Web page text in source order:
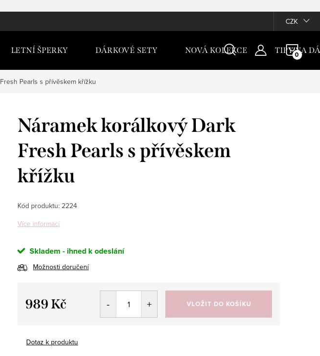
CZK
LETNÍ ŠPERKY DÁRKOVÉ SETY NOVÁ KOLEKCE TIPY NA
Pearls s přívěskem křížku
Náramek korálkový Dark
Fresh Pearls s přívěskem
křížku
Kód produktu: 2224
Více informací
Skladem - ihned k odeslání
Možnosti doručení
989 Kč VLOŽIT DO KOŠÍKU
Dotaz k produktu